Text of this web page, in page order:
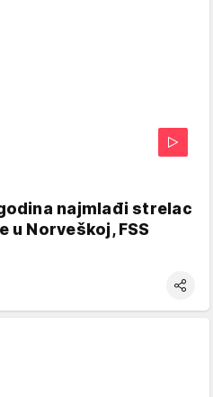
najmlađi strelac
u Norveškoj, FSS